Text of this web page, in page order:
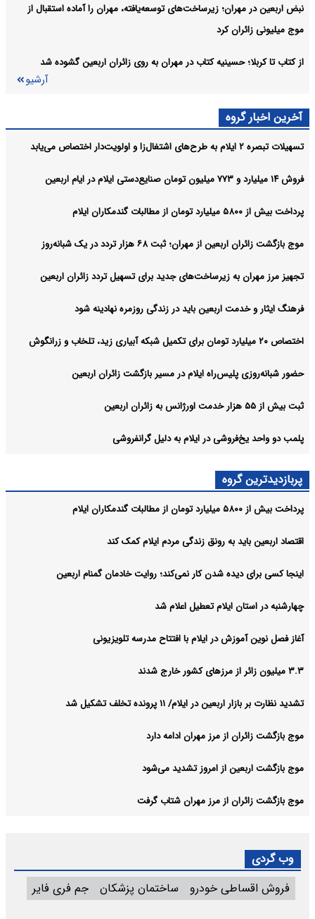
نبض اربعین در مهران؛ زیرساخت‌های توسعه‌یافته، مهران را آماده استقبال از
موج میلیونی زائران کرد
از کتاب تا کربلا؛ حسینیه کتاب در مهران به روی زائران اربعین گشوده شد
آرشیو
آخرین اخبار گروه
تسهیلات تبصره ۲ ایلام به طرح‌های اشتغال‌زا و اولویت‌دار اختصاص می‌یابد
فروش ۱۴ میلیارد و ۷۷۳ میلیون تومان صنایع‌دستی ایلام در ایام اربعین
پرداخت بیش از ۵۸۰۰ میلیارد تومان از مطالبات گندمکاران ایلام
موج بازگشت زائران اربعین از مهران؛ ثبت ۶۸ هزار تردد در یک شبانه‌روز
تجهیز مرز مهران به زیرساخت‌های جدید برای تسهیل تردد زائران اربعین
فرهنگ ایثار و خدمت اربعین باید در زندگی روزمره نهادینه شود
اختصاص ۲۰ میلیارد تومان برای تکمیل شبکه آبیاری زید، تلخاب و زرانگوش
حضور شبانه‌روزی پلیس‌راه ایلام در مسیر بازگشت زائران اربعین
ثبت بیش از ۵۵ هزار خدمت اورژانس به زائران اربعین
پلمب دو واحد یخ‌فروشی در ایلام به دلیل گرانفروشی
پربازدیدترین گروه
پرداخت بیش از ۵۸۰۰ میلیارد تومان از مطالبات گندمکاران ایلام
اقتصاد اربعین باید به رونق زندگی مردم ایلام کمک کند
اینجا کسی برای دیده شدن کار نمی‌کند؛ روایت خادمان گمنام اربعین
چهارشنبه در استان ایلام تعطیل اعلام شد
آغاز فصل نوین آموزش در ایلام با افتتاح مدرسه تلویزیونی
۳.۳ میلیون زائر از مرزهای کشور خارج شدند
تشدید نظارت بر بازار اربعین در ایلام/ ۱۱ پرونده تخلف تشکیل شد
موج بازگشت زائران از مرز مهران ادامه دارد
موج بازگشت اربعین از امروز تشدید می‌شود
موج بازگشت زائران از مرز مهران شتاب گرفت
وب گردی
فروش اقساطی خودرو
ساختمان پزشکان جم فری فایر